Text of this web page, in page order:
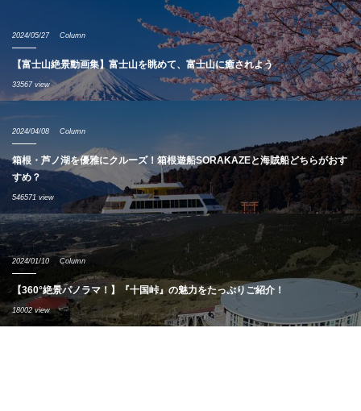
2024/05/27 Column
【富士山絶景動画集】富士山を眺めて、富士山に癒されよう
33567 view
2024/04/08 Column
箱根・芦ノ湖を優雅にクルーズ！箱根遊船SORAKAZEと海賊船どちらがおす
すめ？
546571 view
2024/01/10 Column
【360°絶景パノラマ！】『十国峠』の魅力をたっぷりご紹介！
18002 view